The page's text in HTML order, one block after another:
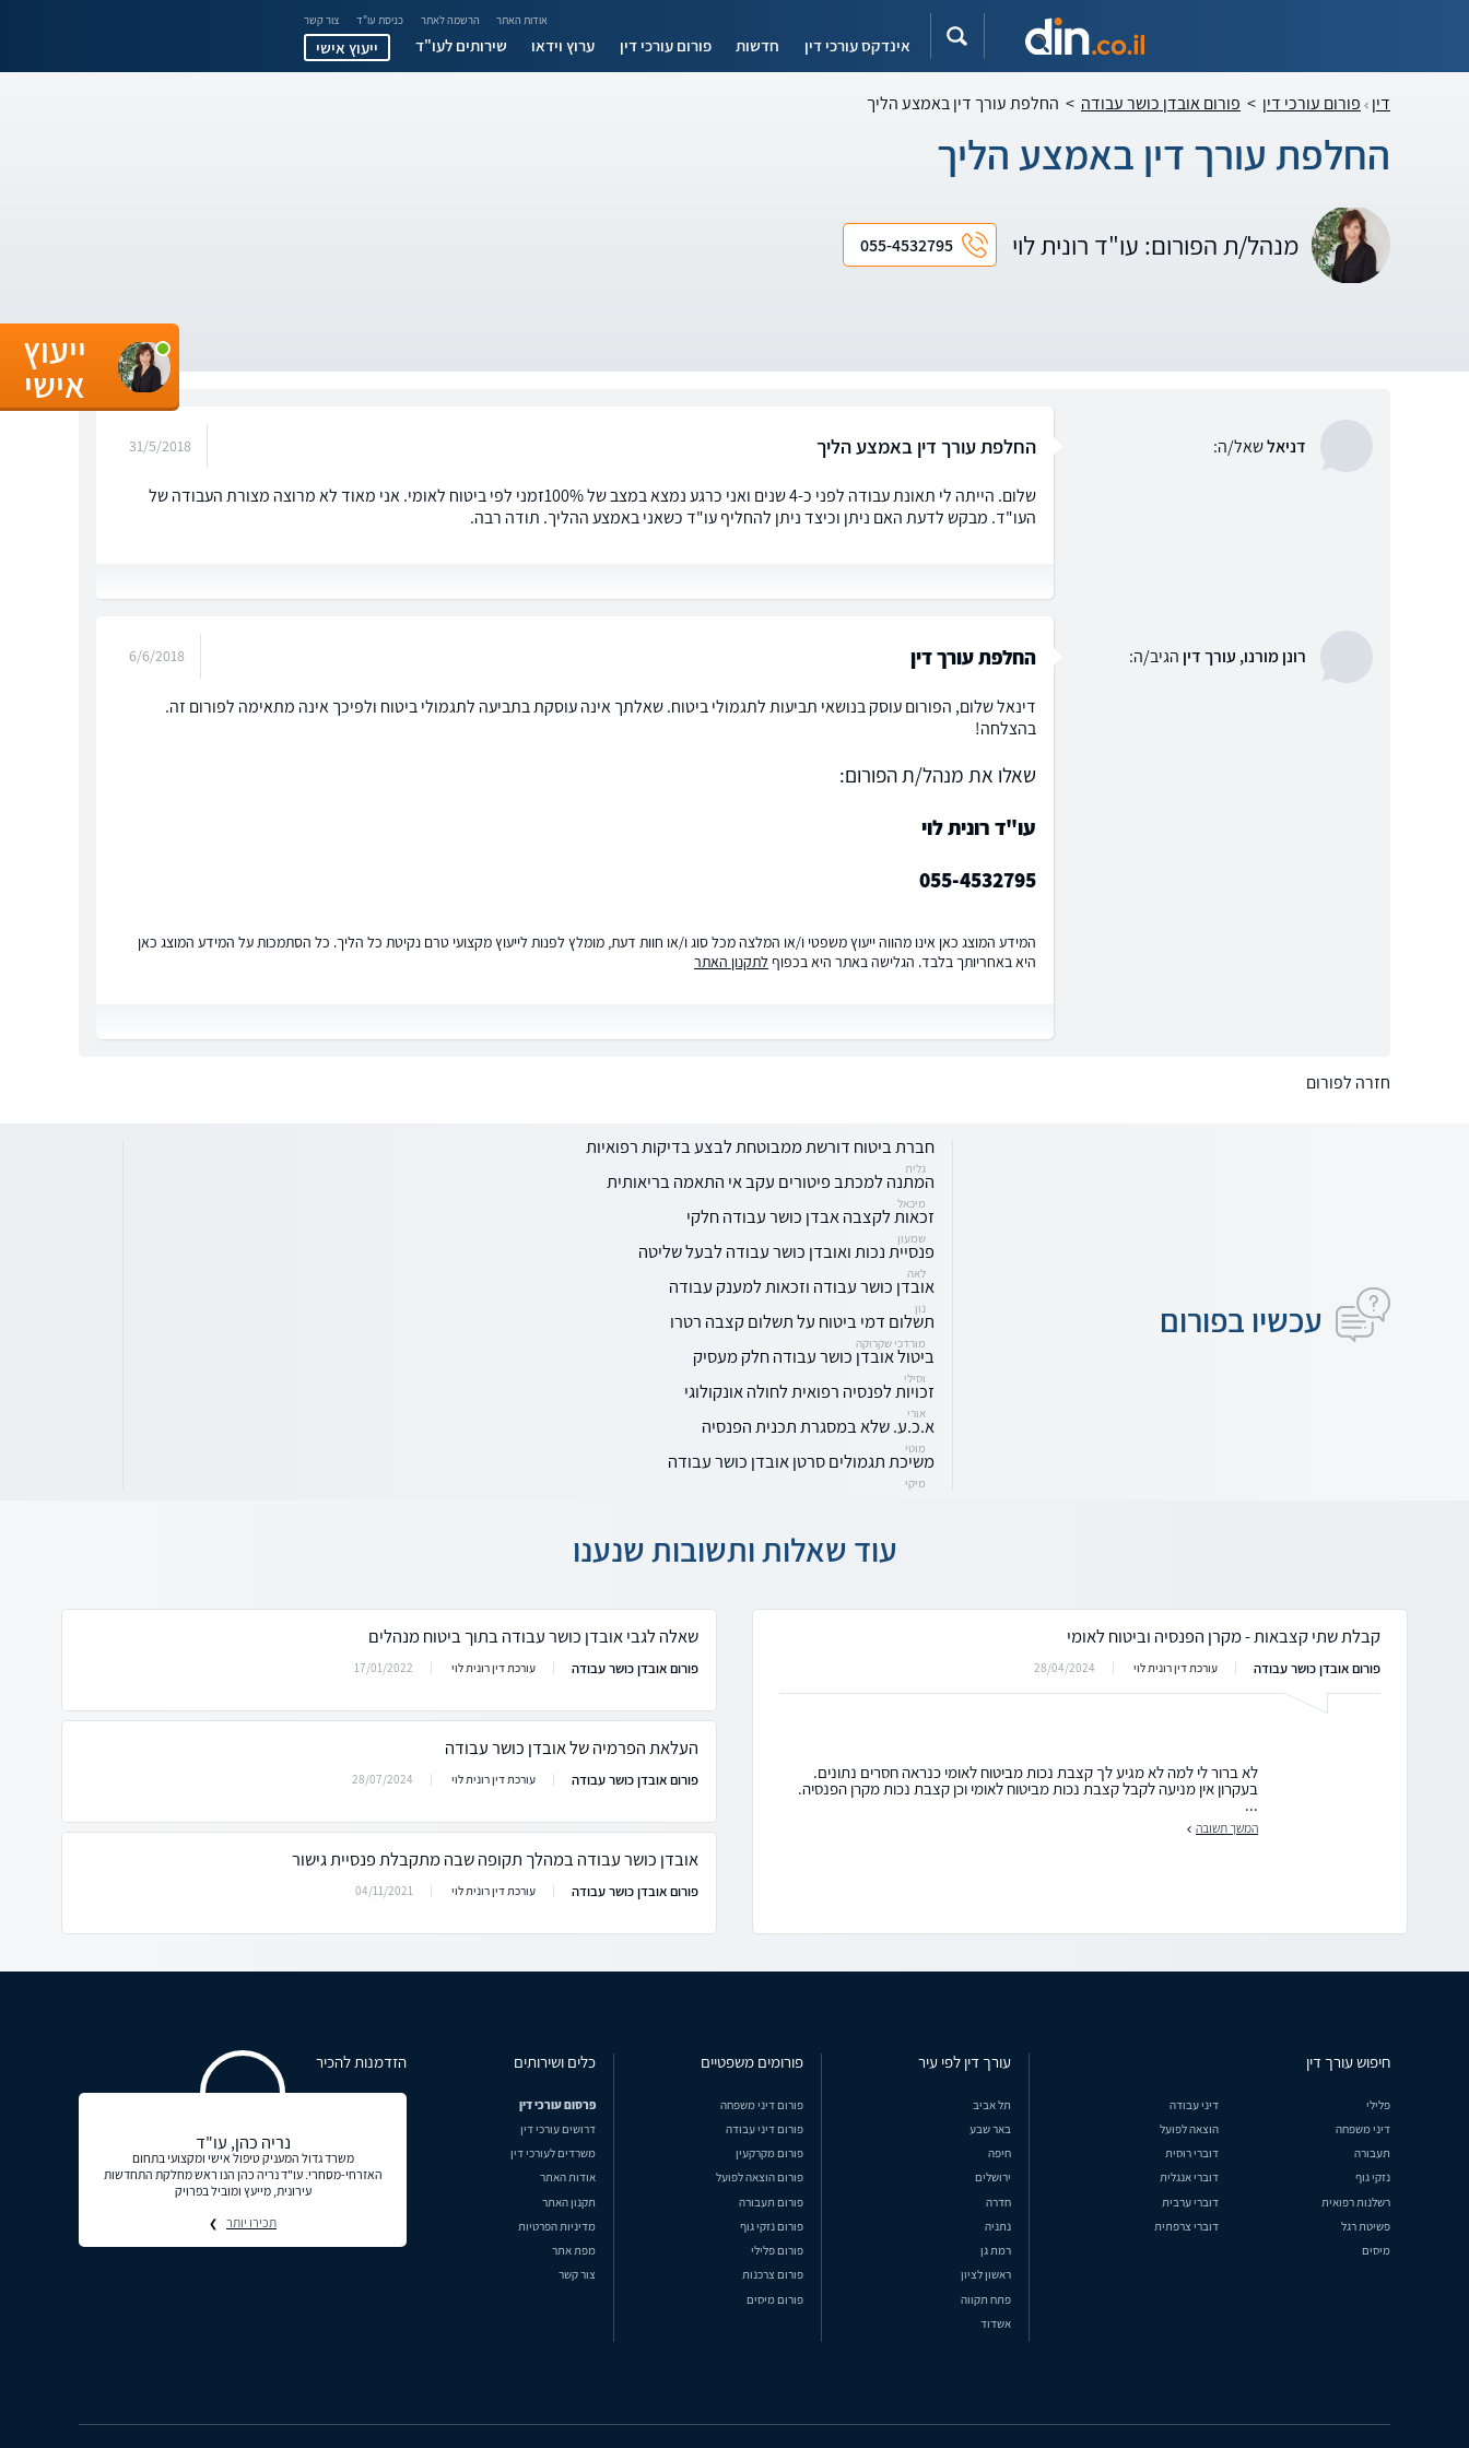
אודות האתר הרשמה לאתר כניסת עו"ד צור קשר
אינדקס עורכי דין חדשות פורום עורכי דין ערוץ וידאו שירותים לעו"ד ייעוץ אישי
דין פורום עורכי דין > פורום אובדן כושר עבודה > החלפת עורך דין באמצע הליך
החלפת עורך דין באמצע הליך
מנהל/ת הפורום: עו"ד רונית לוי 055-4532795
דניאלשאל/ה: החלפת עורך דין באמצע הליך 31/5/2018
שלום. הייתה לי תאונת עבודה לפני כ-4 שנים ואני כרגע נמצא במצב של 100%זמני לפי ביטוח לאומי. אני מאוד לא מרוצה מצורת העבודה של
העו"ד. מבקש לדעת האם ניתן וכיצד ניתן להחליף עו"ד כשאני באמצע ההליך. תודה רבה.
רונן מורנו, עורך דין הגיב/ה: החלפת עורך דין 6/6/2018
דינאל שלום, הפורום עוסק בנושאי תביעות לתגמולי ביטוח. שאלתך אינה עוסקת בתביעה לתגמולי ביטוח ולפיכך אינה מתאימה לפורום זה.
בהצלחה!
שאלו את מנהל/ת הפורום:
עו"ד רונית לוי
055-4532795
המידע המוצג כאן אינו מהווה ייעוץ משפטי ו/או המלצה מכל סוג ו/או חוות דעת, מומלץ לפנות לייעוץ מקצועי טרם נקיטת כל הליך. כל הסתמכות על המידע המוצג כאן
היא באחריותך בלבד. הגלישה באתר היא בכפוף לתקנון האתר
חזרה לפורום
עכשיו בפורום
חברת ביטוח דורשת ממבוטחת לבצע בדיקות רפואיות
גלית
המתנה למכתב פיטורים עקב אי התאמה בריאותית
מיכאל
זכאות לקצבה אבדן כושר עבודה חלקי
שמעון
פנסיית נכות ואובדן כושר עבודה לבעל שליטה
לאה
אובדן כושר עבודה וזכאות למענק עבודה
נון
תשלום דמי ביטוח על תשלום קצבה רטרו
מורדכי שקרוקה
ביטול אובדן כושר עבודה חלק מעסיק
וסילי
זכויות לפנסיה רפואית לחולה אונקולוגי
אורי
א.כ.ע. שלא במסגרת תכנית הפנסיה
מוטי
משיכת תגמולים סרטן אובדן כושר עבודה
מיקי
עוד שאלות ותשובות שנענו
קבלת שתי קצבאות - מקרן הפנסיה וביטוח לאומי
פורום אובדן כושר עבודה עורכת דין רונית לוי 28/04/2024
לא ברור לי למה לא מגיע לך קצבת נכות מביטוח לאומי כנראה חסרים נתונים.
בעקרון אין מניעה לקבל קצבת נכות מביטוח לאומי וכן קצבת נכות מקרן הפנסיה.
...
המשך תשובה
שאלה לגבי אובדן כושר עבודה בתוך ביטוח מנהלים
פורום אובדן כושר עבודה עורכת דין רונית לוי 17/01/2022
העלאת הפרמיה של אובדן כושר עבודה
פורום אובדן כושר עבודה עורכת דין רונית לוי 28/07/2024
אובדן כושר עבודה במהלך תקופה שבה מתקבלת פנסיית גישור
פורום אובדן כושר עבודה עורכת דין רונית לוי 04/11/2021
ייעוץ
אישי
חיפוש עורך דין
פלילי
דיני עבודה
דיני משפחה
הוצאה לפועל
תעבורה
דוברי רוסית
נזקי גוף
דוברי אנגלית
רשלנות רפואית
דוברי ערבית
פשיטת רגל
דוברי צרפתית
מיסים
עורך דין לפי עיר
תל אביב
באר שבע
חיפה
ירושלים
חדרה
נתניה
רמת גן
ראשון לציון
פתח תקווה
אשדוד
פורומים משפטיים
פורום דיני משפחה
פורום דיני עבודה
פורום מקרקעין
פורום הוצאה לפועל
פורום תעבורה
פורום נזקי גוף
פורום פלילי
פורום צרכנות
פורום מיסים
כלים ושירותים
פרסום עורכי דין
דרושים עורכי דין
משרדים לעורכי דין
אודות האתר
תקנון האתר
מדיניות הפרטיות
מפת אתר
צור קשר
הזדמנות להכיר
נריה כהן, עו"ד
משרד גדול המעניק טיפול אישי ומקצועי בתחום
האזרחי-מסחרי. עו"ד נריה כהן הנו ראש מחלקת התחדשות
עירונית, מייעץ ומוביל בפרויק
תכירו יותר